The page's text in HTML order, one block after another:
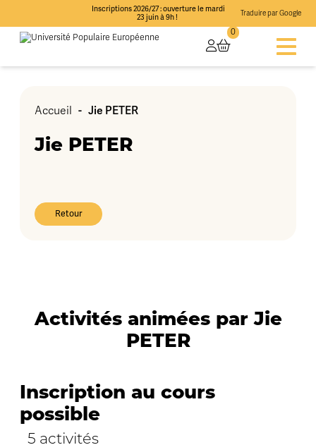
Inscriptions 2026/27 : ouverture le mardi
23 juin à 9h !
Traduire par Google
0
Accueil - Jie PETER
Jie PETER
Retour
Activités animées par Jie
PETER
Inscription au cours
possible
5 activités